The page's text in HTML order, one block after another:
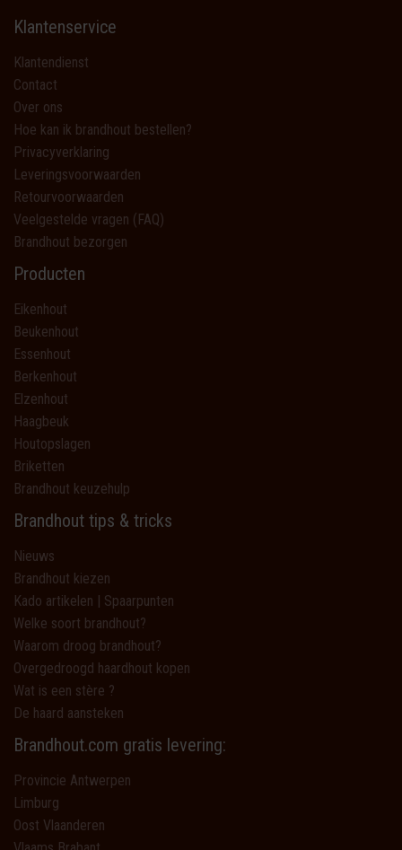
Klantenservice
Klantendienst
Contact
Over ons
Hoe kan ik brandhout bestellen?
Privacyverklaring
Leveringsvoorwaarden
Retourvoorwaarden
Veelgestelde vragen (FAQ)
Brandhout bezorgen
Producten
Eikenhout
Beukenhout
Essenhout
Berkenhout
Elzenhout
Haagbeuk
Houtopslagen
Briketten
Brandhout keuzehulp
Brandhout tips & tricks
Nieuws
Brandhout kiezen
Kado artikelen | Spaarpunten
Welke soort brandhout?
Waarom droog brandhout?
Overgedroogd haardhout kopen
Wat is een stère ?
De haard aansteken
Brandhout.com gratis levering:
Provincie Antwerpen
Limburg
Oost Vlaanderen